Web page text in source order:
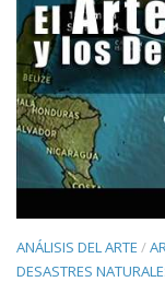
ANÁLISIS DEL ARTE /
DESASTRES